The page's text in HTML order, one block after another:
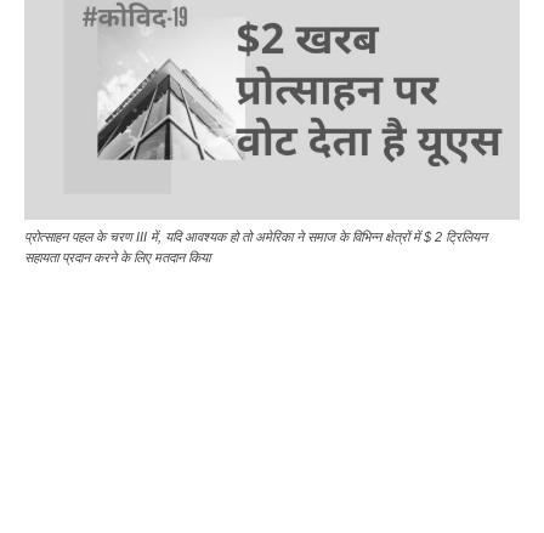
प्रोत्साहन पहल के चरण III में, यदि आवश्यक हो तो अमेरिका ने समाज के विभिन्न क्षेत्रों में $ 2 ट्रिलियन
सहायता प्रदान करने के लिए मतदान किया